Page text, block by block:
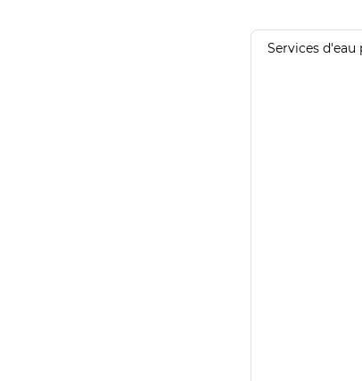
Services d'eau